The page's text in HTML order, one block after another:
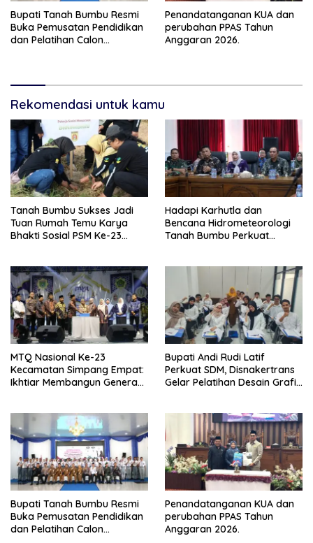
Bupati Tanah Bumbu Resmi
Buka Pemusatan Pendidikan
dan Pelatihan Calon
Penandatanganan KUA dan
perubahan PPAS Tahun
Anggaran 2026.
Rekomendasi untuk kamu
Tanah Bumbu Sukses Jadi
Tuan Rumah Temu Karya
Bhakti Sosial PSM Ke-23
Hadapi Karhutla dan
Bencana Hidrometeorologi
Tanah Bumbu Perkuat
MTQ Nasional Ke-23
Kecamatan Simpang Empat:
Ikhtiar Membangun Generasi
Bupati Andi Rudi Latif
Perkuat SDM, Disnakertrans
Gelar Pelatihan Desain Grafis
Bupati Tanah Bumbu Resmi
Buka Pemusatan Pendidikan
dan Pelatihan Calon
Penandatanganan KUA dan
perubahan PPAS Tahun
Anggaran 2026.